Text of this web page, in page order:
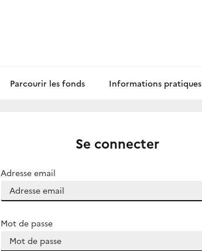
Parcourir les fonds Informations pratiques
Se connecter
Adresse email
Mot de passe